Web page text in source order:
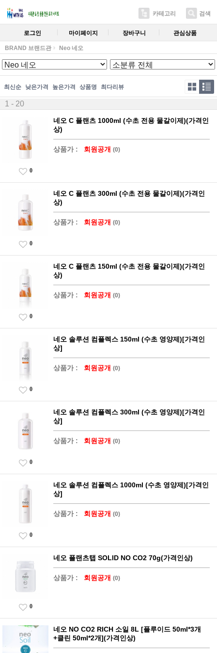
카테고리 검색
로그인 마이페이지 장바구니 관심상품
BRAND 브랜드관 Neo 네오
최신순 낮은가격 높은가격 상품명 최다리뷰
1 - 20
네오 C 플랜츠 1000ml (수초 전용 물갈이제)(가격인
상)
상품가 : 회원공개 (0)
0
네오 C 플랜츠 300ml (수초 전용 물갈이제)(가격인
상)
상품가 : 회원공개 (0)
0
네오 C 플랜츠 150ml (수초 전용 물갈이제)(가격인
상)
상품가 : 회원공개 (0)
0
네오 솔루션 컴플렉스 150ml (수초 영양제)[가격인
상]
상품가 : 회원공개 (0)
0
네오 솔루션 컴플렉스 300ml (수초 영양제)[가격인
상]
상품가 : 회원공개 (0)
0
네오 솔루션 컴플렉스 1000ml (수초 영양제)[가격인
상]
상품가 : 회원공개 (0)
0
네오 플랜츠탭 SOLID NO CO2 70g(가격인상)
상품가 : 회원공개 (0)
0
네오 NO CO2 RICH 소일 8L [플루이드 50ml*3개
+클린 50ml*2개](가격인상)